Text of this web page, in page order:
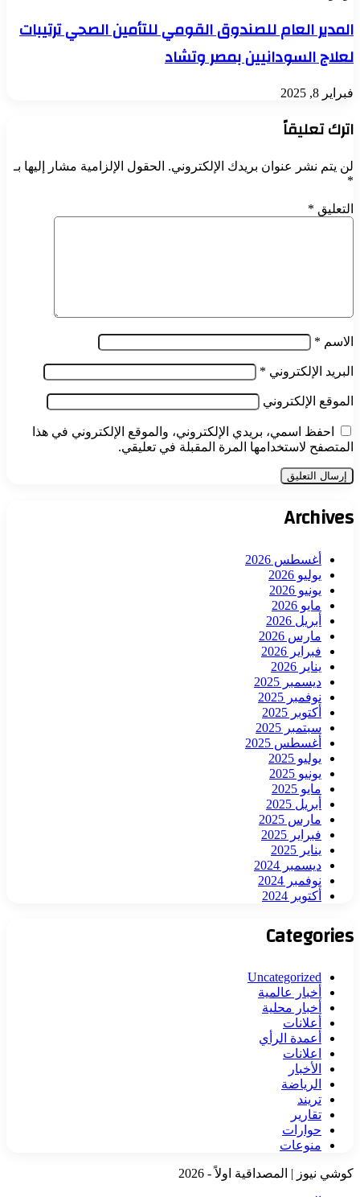
المدير العام للصندوق القومي للتأمين الصحي ترتيبات
لعلاج السودانيين بمصر وتشاد
فبراير 8, 2025
اترك تعليقاً
لن يتم نشر عنوان بريدك الإلكتروني. الحقول الإلزامية مشار إليها بـ
*
التعليق *
الاسم *
البريد الإلكتروني *
الموقع الإلكتروني
احفظ اسمي، بريدي الإلكتروني، والموقع الإلكتروني في هذا
المتصفح لاستخدامها المرة المقبلة في تعليقي.
Archives
أغسطس 2026
يوليو 2026
يونيو 2026
مايو 2026
أبريل 2026
مارس 2026
فبراير 2026
يناير 2026
ديسمبر 2025
نوفمبر 2025
أكتوبر 2025
سبتمبر 2025
أغسطس 2025
يوليو 2025
يونيو 2025
مايو 2025
أبريل 2025
مارس 2025
فبراير 2025
يناير 2025
ديسمبر 2024
نوفمبر 2024
أكتوبر 2024
Categories
Uncategorized
أخبار عالمية
أخبار محلية
أعلانات
أعمدة الرأي
اعلانات
الأخبار
الرياضة
تريند
تقارير
حوارات
منوعات
كوشي نيوز | المصداقية اولاً - 2026